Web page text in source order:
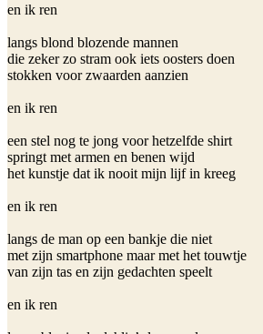
en ik ren
langs blond blozende mannen
die zeker zo stram ook iets oosters doen
stokken voor zwaarden aanzien
en ik ren
een stel nog te jong voor hetzelfde shirt
springt met armen en benen wijd
het kunstje dat ik nooit mijn lijf in kreeg
en ik ren
langs de man op een bankje die niet
met zijn smartphone maar met het touwtje
van zijn tas en zijn gedachten speelt
en ik ren